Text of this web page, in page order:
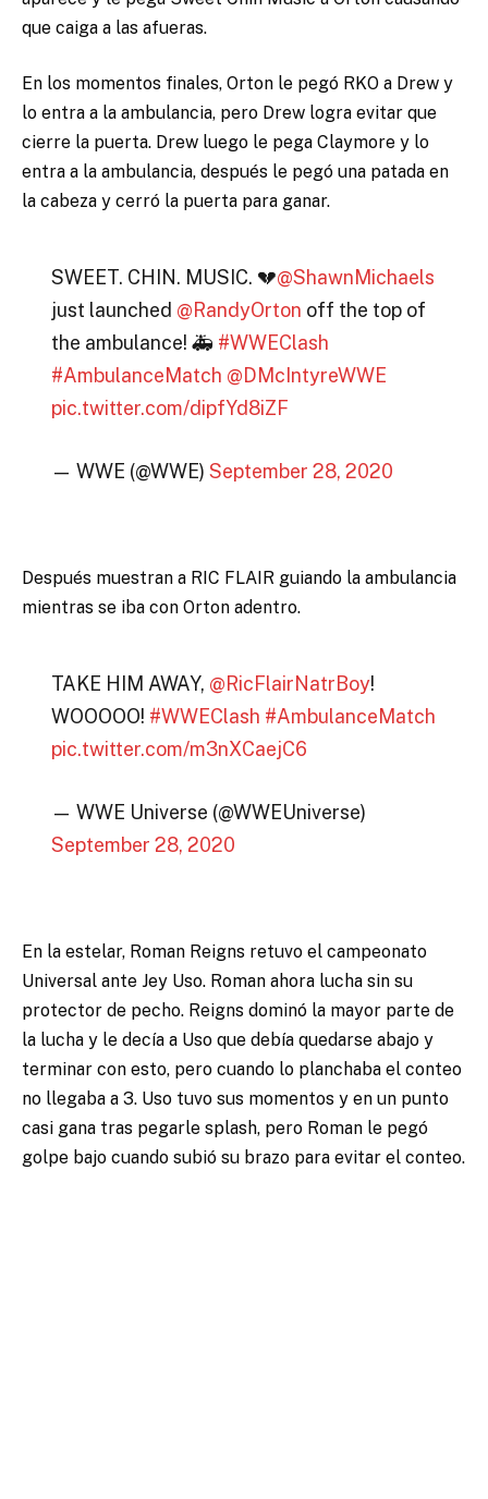
que caiga a las afueras.
En los momentos finales, Orton le pegó RKO a Drew y
lo entra a la ambulancia, pero Drew logra evitar que
cierre la puerta. Drew luego le pega Claymore y lo
entra a la ambulancia, después le pegó una patada en
la cabeza y cerró la puerta para ganar.
SWEET. CHIN. MUSIC. 💔@ShawnMichaels
just launched @RandyOrton off the top of
the ambulance! 🚑 #WWEClash
#AmbulanceMatch @DMcIntyreWWE
pic.twitter.com/dipfYd8iZF
— WWE (@WWE) September 28, 2020
Después muestran a RIC FLAIR guiando la ambulancia
mientras se iba con Orton adentro.
TAKE HIM AWAY, @RicFlairNatrBoy!
WOOOOO! #WWEClash #AmbulanceMatch
pic.twitter.com/m3nXCaejC6
— WWE Universe (@WWEUniverse)
September 28, 2020
En la estelar, Roman Reigns retuvo el campeonato
Universal ante Jey Uso. Roman ahora lucha sin su
protector de pecho. Reigns dominó la mayor parte de
la lucha y le decía a Uso que debía quedarse abajo y
terminar con esto, pero cuando lo planchaba el conteo
no llegaba a 3. Uso tuvo sus momentos y en un punto
casi gana tras pegarle splash, pero Roman le pegó
golpe bajo cuando subió su brazo para evitar el conteo.